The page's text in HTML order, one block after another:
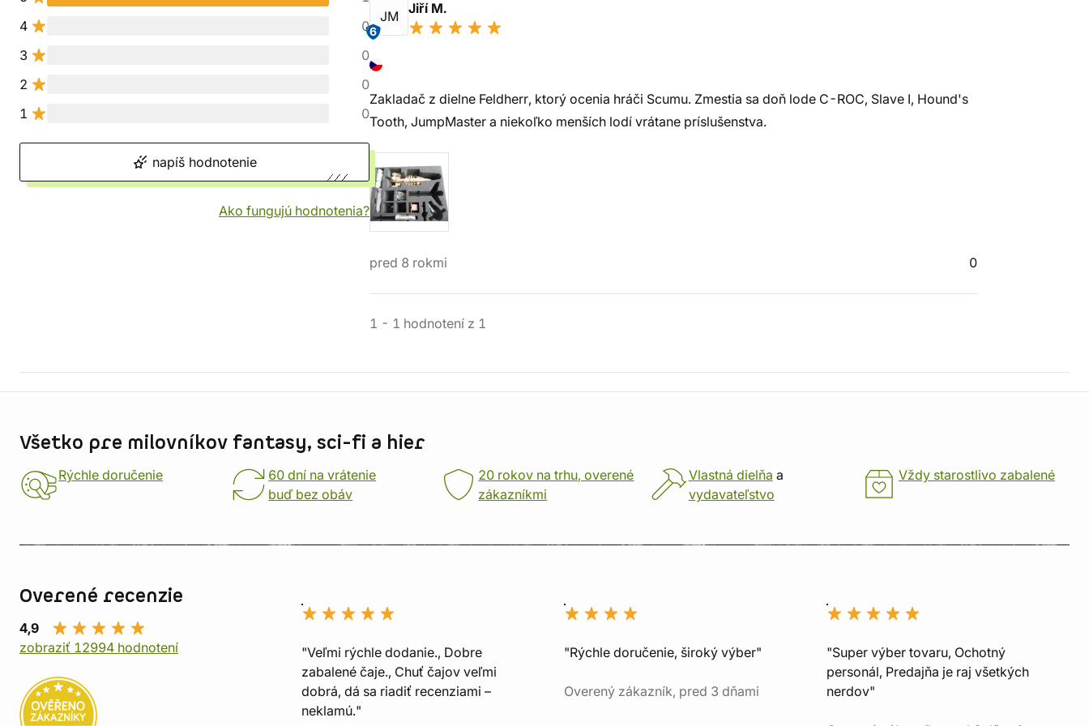
4
0
3
0
2
0
1
0
napíš hodnotenie
Ako fungujú hodnotenia?
JM
6
Jiří M.
Zakladač z dielne Feldherr, ktorý ocenia hráči Scumu. Zmestia sa doň lode C-ROC, Slave I, Hound's
Tooth, JumpMaster a niekoľko menších lodí vrátane príslušenstva.
pred 8 rokmi 0
1 - 1 hodnotení z 1
Všetko pre milovníkov fantasy, sci-fi a hier
Rýchle doručenie
60 dní na vrátenie
buď bez obáv
20 rokov na trhu, overené
zákazníkmi
Vlastná dielňa a
vydavateľstvo
Vždy starostlivo zabalené
Overené recenzie
4,9
zobraziť 12994 hodnotení
"Veľmi rýchle dodanie., Dobre
zabalené čaje., Chuť čajov veľmi
dobrá, dá sa riadiť recenziami –
neklamú."
"Rýchle doručenie, široký výber"
Overený zákazník, pred 3 dňami
"Super výber tovaru, Ochotný
personál, Predajňa je raj všetkých
nerdov"